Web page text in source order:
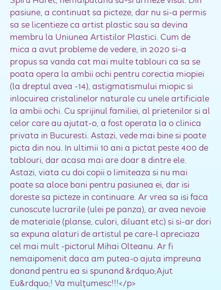
pasiune, a continuat sa picteze, dar nu si-a permis
sa se licentieze ca artist plastic sau sa devina
membru la Uniunea Artistilor Plastici. Cum de
mica a avut probleme de vedere, in 2020 si-a
propus sa vanda cat mai multe tablouri ca sa se
poata opera la ambii ochi pentru corectia miopiei
(la dreptul avea -14), astigmatismului miopic si
inlocuirea cristalinelor naturale cu unele artificiale
la ambii ochi. Cu sprijinul familiei, al prietenilor si al
celor care au ajutat-o, a fost operata la o clinica
privata in Bucuresti. Astazi, vede mai bine si poate
picta din nou. In ultimii 10 ani a pictat peste 400 de
tablouri, dar acasa mai are doar 8 dintre ele.
Astazi, viata cu doi copii o limiteaza si nu mai
poate sa aloce bani pentru pasiunea ei, dar isi
doreste sa picteze in continuare. Ar vrea sa isi faca
cunoscute lucrarile (ulei pe panza), ar avea nevoie
de materiale (planse, culori, diluant etc) si si-ar dori
sa expuna alaturi de artistul pe care-l apreciaza
cel mai mult -pictorul Mihai Olteanu. Ar fi
nemaipomenit daca am putea-o ajuta impreuna
donand pentru ea si spunand &rdquo;Ajut
Eu&rdquo;! Va mulțumesc!!!</p>